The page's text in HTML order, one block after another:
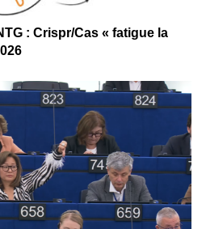
: Crispr/Cas « fatigue la